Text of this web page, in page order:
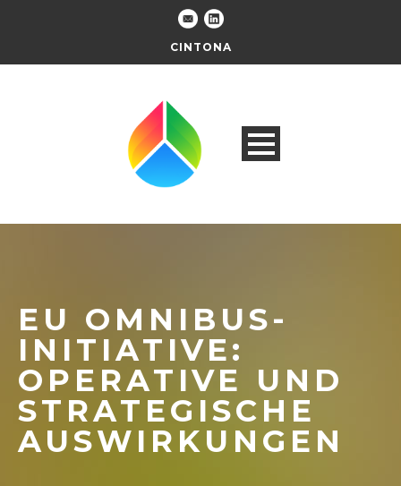
CINTONA
EU OMNIBUS-
INITIATIVE:
OPERATIVE UND
STRATEGISCHE
AUSWIRKUNGEN